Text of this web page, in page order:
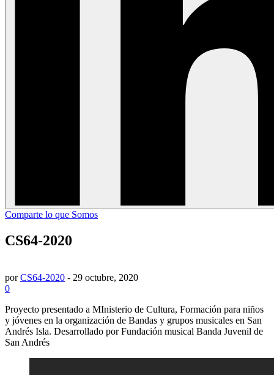
Comparte lo que Somos
CS64-2020
porCS64-2020 - 29 octubre, 2020
0
Proyecto presentado a MInisterio de Cultura, Formación para niños
y jóvenes en la organización de Bandas y grupos musicales en San
Andrés Isla. Desarrollado por Fundación musical Banda Juvenil de
San Andrés